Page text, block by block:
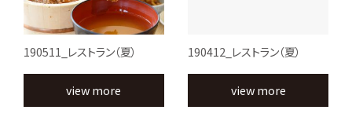
190511_レストラン（夏）
view more
190412_レストラン（夏）
view more